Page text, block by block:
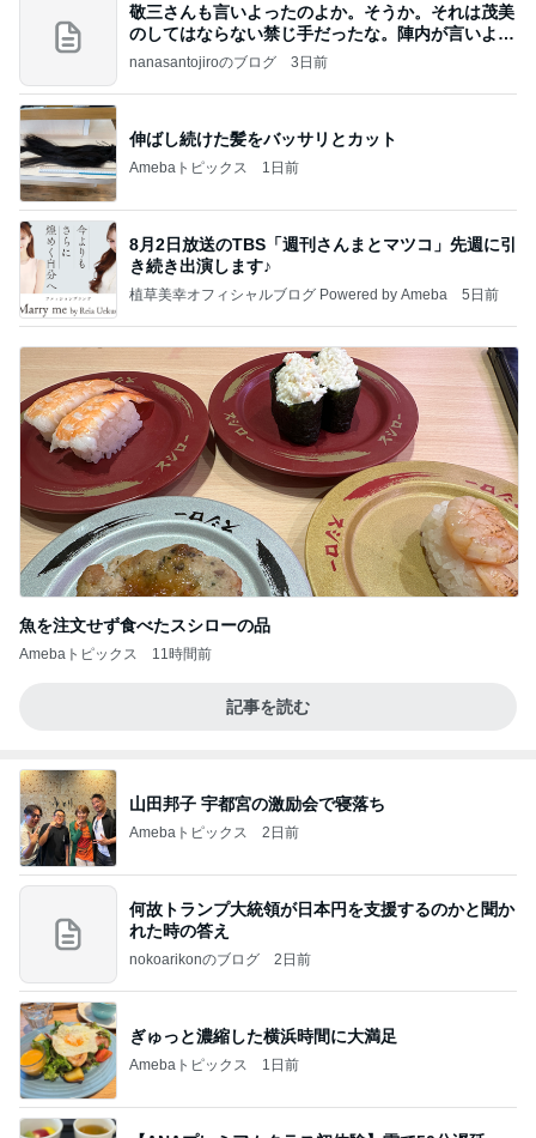
敬三さんも言いよったのよか。そうか。それは茂美
のしてはならない禁じ手だったな。陣内が言いよる
のよ
nanasantojiroのブログ 3日前
伸ばし続けた髪をバッサリとカット
Amebaトピックス 1日前
8月2日放送のTBS「週刊さんまとマツコ」先週に引
き続き出演します♪
植草美幸オフィシャルブログ Powered by Ameba 5日前
魚を注文せず食べたスシローの品
Amebaトピックス 11時間前
記事を読む
山田邦子 宇都宮の激励会で寝落ち
Amebaトピックス 2日前
何故トランプ大統領が日本円を支援するのかと聞か
れた時の答え
nokoarikonのブログ 2日前
ぎゅっと濃縮した横浜時間に大満足
Amebaトピックス 1日前